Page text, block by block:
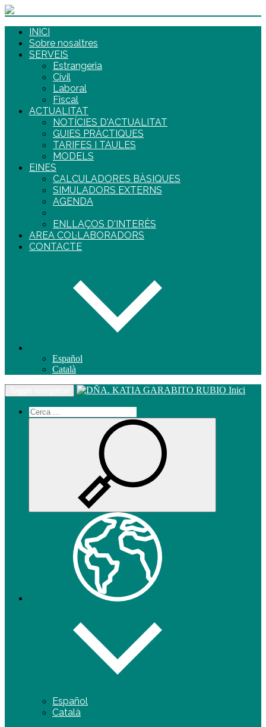
INICI
Sobre nosaltres
SERVEIS
Estrangeria
Civil
Laboral
Fiscal
ACTUALITAT
NOTÍCIES D'ACTUALITAT
GUIES PRÀCTIQUES
TARIFES I TAULES
MODELS
EINES
CALCULADORES BÀSIQUES
SIMULADORS EXTERNS
AGENDA
ENLLAÇOS D'INTERÈS
AREA COL·LABORADORS
CONTACTE
Español
Català
Inici
Español
Català